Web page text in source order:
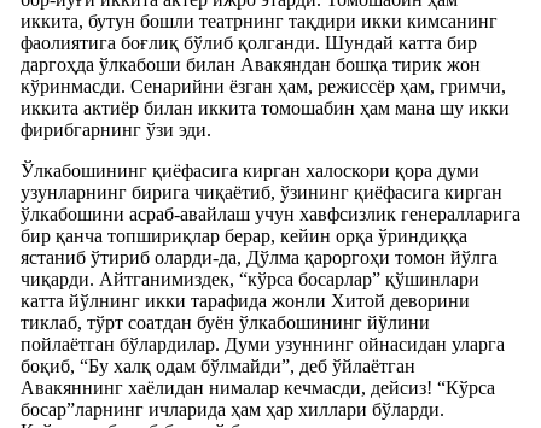
иккита, бутун бошли театрнинг тақдири икки кимсанинг
фаолиятига боғлиқ бўлиб қолганди. Шундай катта бир
даргоҳда ўлкабоши билан Авакяндан бошқа тирик жон
кўринмасди. Сенарийни ёзган ҳам, режиссёр ҳам, гримчи,
иккита актиёр билан иккита томошабин ҳам мана шу икки
фирибгарнинг ўзи эди.
Ўлкабошининг қиёфасига кирган халоскори қора думи
узунларнинг бирига чиқаётиб, ўзининг қиёфасига кирган
ўлкабошини асраб-авайлаш учун хавфсизлик генералларига
бир қанча топшириқлар берар, кейин орқа ўриндиққа
ястаниб ўтириб оларди-да, Дўлма қароргоҳи томон йўлга
чиқарди. Айтганимиздек, “кўрса босарлар” қўшинлари
катта йўлнинг икки тарафида жонли Хитой деворини
тиклаб, тўрт соатдан буён ўлкабошининг йўлини
пойлаётган бўлардилар. Думи узуннинг ойнасидан уларга
боқиб, “Бу халқ одам бўлмайди”, деб ўйлаётган
Авакяннинг хаёлидан нималар кечмасди, дейсиз! “Кўрса
босар”ларнинг ичларида ҳам ҳар хиллари бўларди.